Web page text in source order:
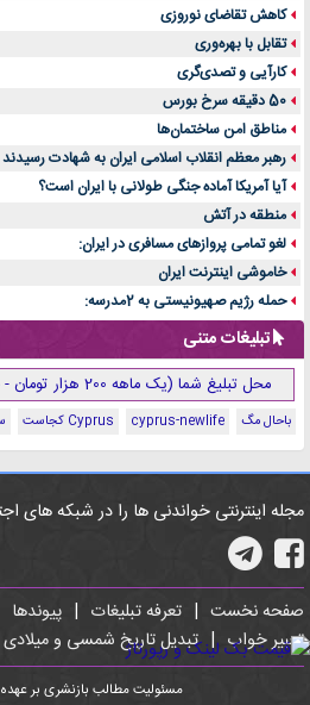
کاهش تقاضای نوروزی
تقابل با بهره‌وری
کارآیی و تصدی‌گری
50 دقیقه سرخ بورس
مناطق امن ساختمان‌ها
رهبر معظم انقلاب اسلامی ایران به شهادت رسیدند
آیا آمریکا آماده جنگی طولانی با ایران است؟
منطقه در آتش
لغو تمامی پروازهای مسافری در ایران:
خاموشی اینترنت ایران
حمله رژیم صهیونیستی به 2مدرسه:
تبلیغات متنی
محل تبلیغ شما (یک ماهه 200 هزار تومان - جهت هماهنگی کلیک کنید )
باحال مگ cyprus-newlife Cyprus کجاست
مجله اینترنتی خواندنی ها را در شبکه های
صفحه نخست | تعرفه تبلیغات | پیوندها
تعبیر خواب | تبدیل تاریخ شمسی و میلادی
مسئولیت مطالب بازنشری بر